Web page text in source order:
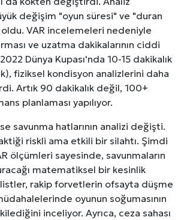
değişim "oyun süresi" ve "duran
VAR incelemeleri nedeniyle
ve uzatma dakikalarının ciddi
Dünya Kupası'nda 10-15 dakikalık
fiziksel kondisyon analizlerini daha
Artık 90 dakikalık değil, 100+
planlaması yapılıyor.
savunma hatlarının analizi değişti.
riskli ama etkili bir silahtı. Şimdi
ölçümleri sayesinde, savunmaların
matematiksel bir kesinlik
rakip forvetlerin ofsayta düşme
müdahalelerinde oyunun soğumasının
inceliyor. Ayrıca, ceza sahası